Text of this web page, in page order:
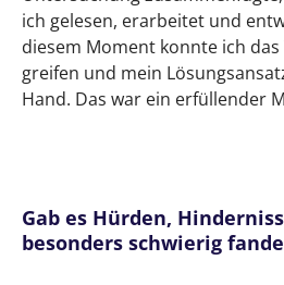
ich gelesen, erarbeitet und
diesem Moment konnte ich
greifen und mein
Hand. Das war ein erfüllender
Gab es Hürden,
besonders schwierig